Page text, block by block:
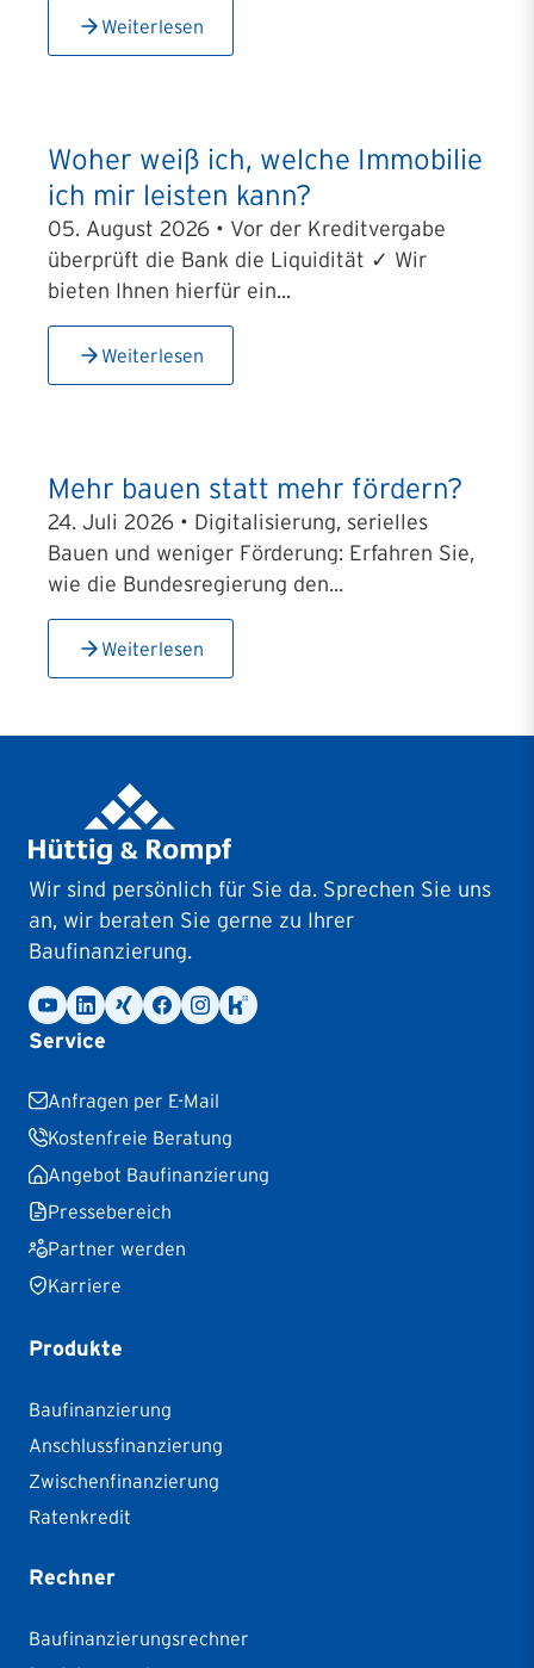
Weiterlesen
Woher weiß ich, welche Immobilie
ich mir leisten kann?
05. August 2026 • Vor der Kreditvergabe
überprüft die Bank die Liquidität ✓ Wir
bieten Ihnen hierfür ein...
Weiterlesen
Mehr bauen statt mehr fördern?
24. Juli 2026 • Digitalisierung, serielles
Bauen und weniger Förderung: Erfahren Sie,
wie die Bundesregierung den...
Weiterlesen
Wir sind persönlich für Sie da. Sprechen Sie uns
an, wir beraten Sie gerne zu Ihrer
Baufinanzierung.
Service
Anfragen per E-Mail
Kostenfreie Beratung
Angebot Baufinanzierung
Pressebereich
Partner werden
Karriere
Produkte
Baufinanzierung
Anschlussfinanzierung
Zwischenfinanzierung
Ratenkredit
Rechner
Baufinanzierungsrechner